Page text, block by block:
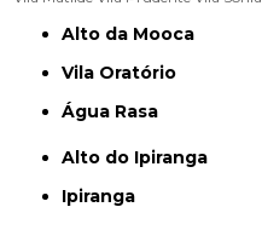
Alto da Mooca
Vila Oratório
Água Rasa
Alto do Ipiranga
Ipiranga